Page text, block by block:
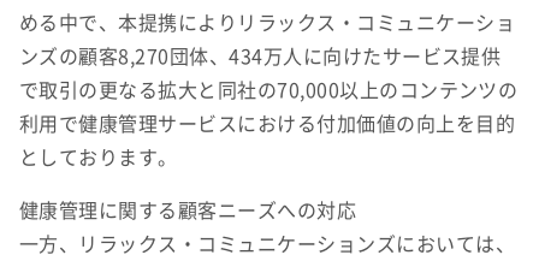
める中で、本提携によりリラックス・コミュニケーショ
ンズの顧客8,270団体、434万人に向けたサービス提供
で取引の更なる拡大と同社の70,000以上のコンテンツの
利用で健康管理サービスにおける付加価値の向上を目的
としております。
健康管理に関する顧客ニーズへの対応
一方、リラックス・コミュニケーションズにおいては、